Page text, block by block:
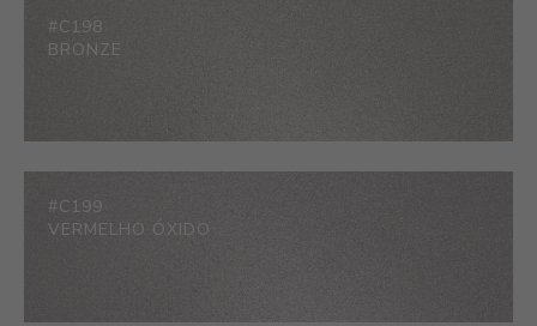
#C198
BRONZE
#C199
VERMELHO ÓXIDO